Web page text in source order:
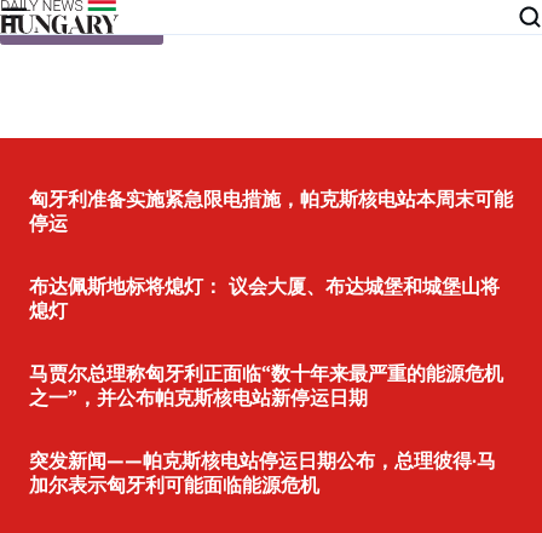
Skip to content
匈牙利准备实施紧急限电措施，帕克斯核电站本周末可能
停运
布达佩斯地标将熄灯： 议会大厦、布达城堡和城堡山将
熄灯
马贾尔总理称匈牙利正面临“数十年来最严重的能源危机
之一”，并公布帕克斯核电站新停运日期
突发新闻——帕克斯核电站停运日期公布，总理彼得·马
加尔表示匈牙利可能面临能源危机